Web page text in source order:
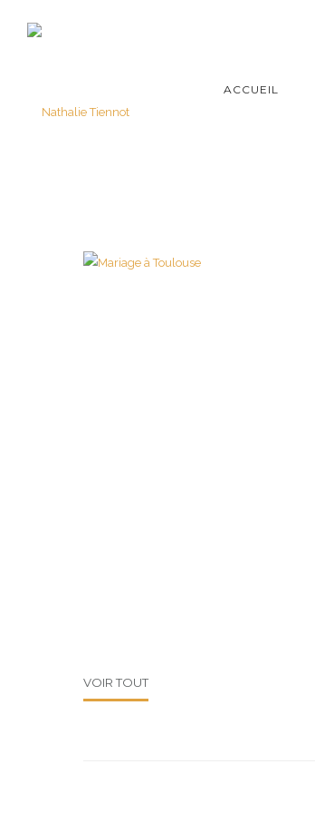
ACCUEIL
VOIR TOUT